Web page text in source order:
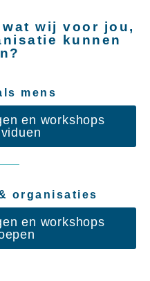
wij voor jou,
kunnen
mens
en workshops
organisaties
en workshops